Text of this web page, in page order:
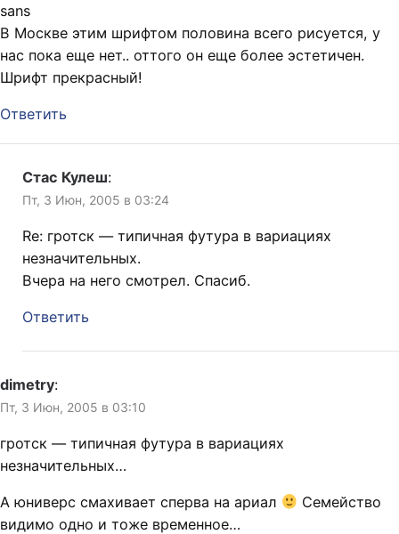
sans
В Москве этим шрифтом половина всего рисуется, у
нас пока еще нет.. оттого он еще более эстетичен.
Шрифт прекрасный!
Ответить
Стас Кулеш:
Пт, 3 Июн, 2005 в 03:24
Re: гротск — типичная футура в вариациях
незначительных.
Вчера на него смотрел. Спасиб.
Ответить
dimetry:
Пт, 3 Июн, 2005 в 03:10
гротск — типичная футура в вариациях
незначительных…
А юниверс смахивает сперва на ариал
Семейство
видимо одно и тоже временное…